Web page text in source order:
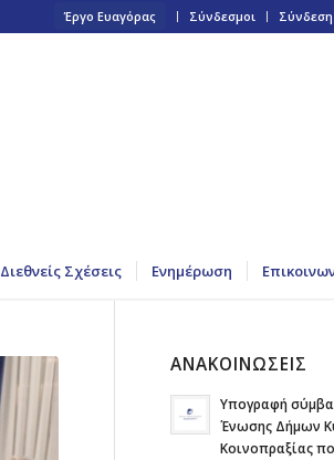
Έργο Ευαγόρας Σύνδεσμοι Σύνδεση
Διεθνείς Σχέσεις Ενημέρωση
ΑΝΑΚΟΙΝΩΣΕΙΣ
Υπογραφή
Ένωσης Δήμων
Κοινοπραξίας